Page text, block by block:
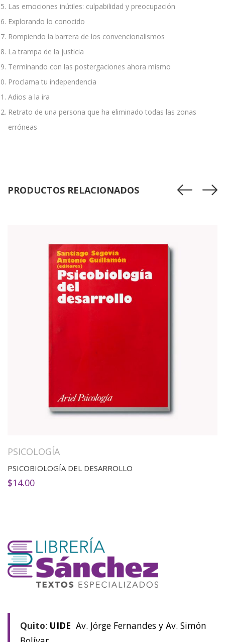
Las emociones inútiles: culpabilidad y preocupación
Explorando lo conocido
Rompiendo la barrera de los convencionalismos
La trampa de la justicia
Terminando con las postergaciones ahora mismo
Proclama tu independencia
Adios a la ira
Retrato de una persona que ha eliminado todas las zonas
erróneas
PRODUCTOS RELACIONADOS
PSICOLOGÍA
PSICOBIOLOGÍA DEL DESARROLLO
$14.00
Quito: UIDE Av. Jórge Fernandes y Av. Simón